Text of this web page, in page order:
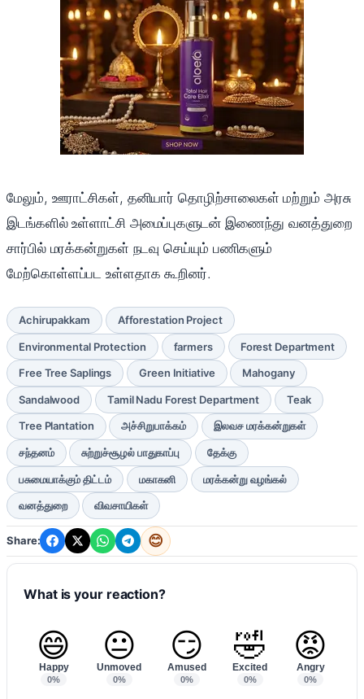
மேலும், ஊராட்சிகள், தனியார் தொழிற்சாலைகள் மற்றும் அரசு
இடங்களில் உள்ளாட்சி அமைப்புகளுடன் இணைந்து வனத்துறை
சார்பில் மரக்கன்றுகள் நடவு செய்யும் பணிகளும்
மேற்கொள்ளப்பட உள்ளதாக கூறினர்.
Achirupakkam Afforestation Project
Environmental Protection farmers Forest Department
Free Tree Saplings Green Initiative Mahogany
Sandalwood Tamil Nadu Forest Department Teak
Tree Plantation அச்சிறுபாக்கம் இலவச மரக்கன்றுகள்
சந்தனம் சுற்றுச்சூழல் பாதுகாப்பு தேக்கு
பசுமையாக்கும் திட்டம் மகாகனி மரக்கன்று வழங்கல்
வனத்துறை விவசாயிகள்
Share: 😊
What is your reaction?
😄
Happy
0%
😐
Unmoved
0%
😏
Amused
0%
🤣
Excited
0%
😡
Angry
0%